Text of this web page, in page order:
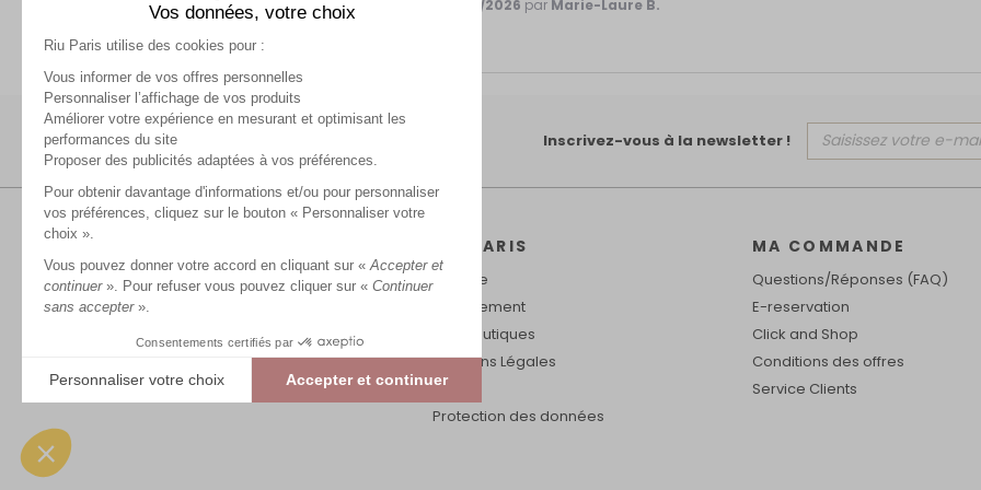
Avis du02/08/2026 , suite à une expérience du 18/07/2026 par Marie-Laure B.
Utile(0)Signaler
Inscrivez-vous à la newsletter !
RIU PARIS
Marque
Recrutement
Nos boutiques
Mentions Légales
CGV
Protection des données
MA COMMANDE
Questions/Réponses (FAQ)
E-reservation
Click and Shop
Conditions des offres
Service Clients
Vos données, votre choix
Riu Paris utilise des cookies pour :
Vous informer de vos offres personnelles
Personnaliser l’affichage de vos produits
Améliorer votre expérience en mesurant et optimisant les
performances du site
Proposer des publicités adaptées à vos préférences.
Pour obtenir davantage d'informations et/ou pour personnaliser
vos préférences, cliquez sur le bouton « Personnaliser votre
choix ».
Vous pouvez donner votre accord en cliquant sur « Accepter et
continuer ». Pour refuser vous pouvez cliquer sur « Continuer
sans accepter ».
Consentements certifiés par
Personnaliser votre choix Accepter et continuer
Plateforme de Gestion du Consentement : Personnalisez vos Options
Notre plateforme vous permet d'adapter et de gérer vos paramètres de confidentialité, en garantissant la conformité avec les réglementations.